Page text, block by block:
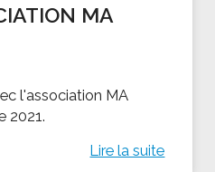
CULTUREL
Guide des activités sportives
MA
l'association MA
2021.
Lire la suite